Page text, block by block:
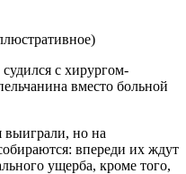
с хирургом-
вместо больной
выиграли, но на
впереди их ждут
ущерба, кроме того,